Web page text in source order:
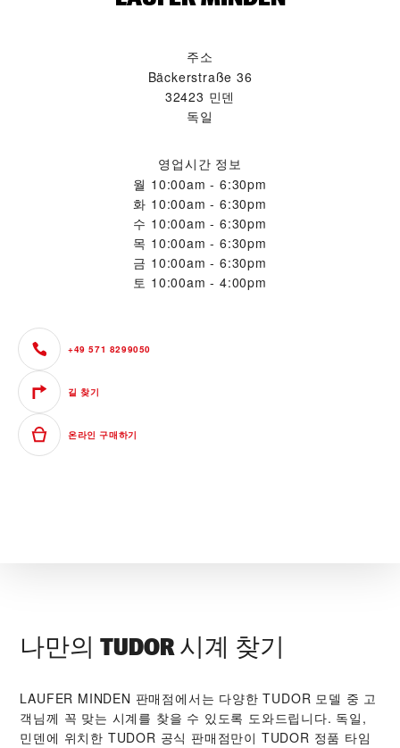
주소
Bäckerstraße 36
32423 민덴
독일
영업시간 정보
월 10:00am - 6:30pm
화 10:00am - 6:30pm
수 10:00am - 6:30pm
목 10:00am - 6:30pm
금 10:00am - 6:30pm
토 10:00am - 4:00pm
+49 571 8299050
길 찾기
온라인 구매하기
나만의 TUDOR 시계 찾기
‭LAUFER MINDEN‬ 판매점에서는 다양한 TUDOR 모델 중 고
객님께 꼭 맞는 시계를 찾을 수 있도록 도와드립니다. 독일,
민덴에 위치한 TUDOR 공식 판매점만이 TUDOR 정품 타임